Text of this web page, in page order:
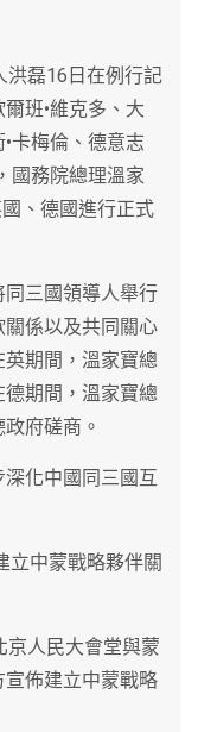
洪磊16日在例行記
班•維克多、大
卡梅倫、德意志
國務院總理溫家
、德國進行正式
三國領導人舉行
係以及共同關心
期間，溫家寶總
期間，溫家寶總
府磋商。
化中國同三國互
立中蒙戰略夥伴關
京人民大會堂與蒙
佈建立中蒙戰略